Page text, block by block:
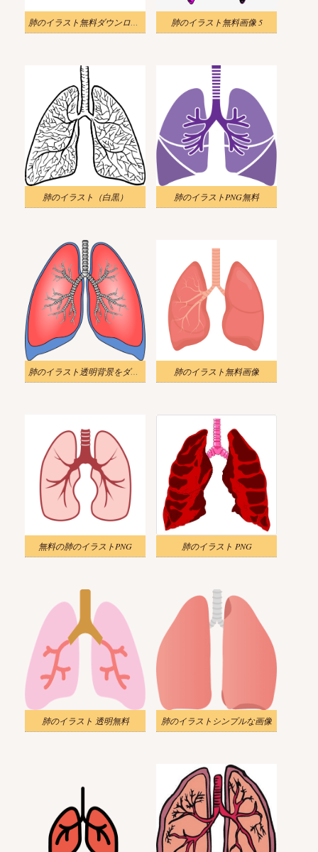
肺のイラスト無料ダウンロード 肺のイラスト無料画像 5
肺のイラスト（白黒） 肺のイラストPNG無料
肺のイラスト透明背景をダウンロード 肺のイラスト無料画像
無料の肺のイラストPNG 肺のイラスト PNG
肺のイラスト 透明無料 肺のイラストシンプルな画像